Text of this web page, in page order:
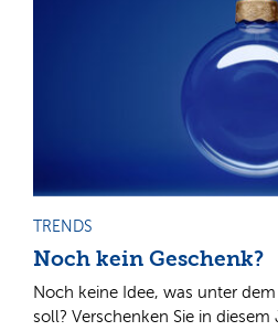
TRENDS
Noch kein Geschenk?
Noch keine Idee, was unter
soll? Verschenken Sie in